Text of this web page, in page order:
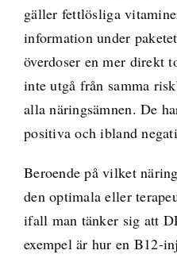
gäller fettlösliga
information under
överdoser en mer direkt
inte utgå från samma
alla näringsämnen. De
positiva och ibland
Beroende på vilket
den optimala eller
ifall man tänker sig att
exempel är hur en B12-